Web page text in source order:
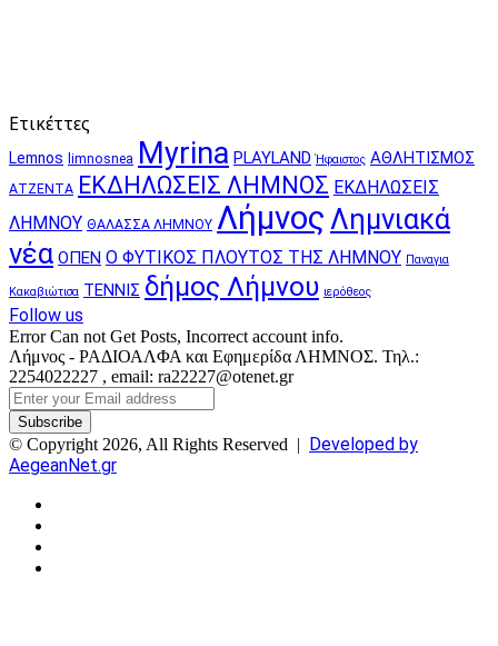
Ετικέττες
Lemnos limnosnea Myrina PLAYLAND Ήφαιστος ΑΘΛΗΤΙΣΜΟΣ
ΑΤΖΕΝΤΑ ΕΚΔΗΛΩΣΕΙΣ ΛΗΜΝΟΣ ΕΚΔΗΛΩΣΕΙΣ
ΛΗΜΝΟΥ ΘΑΛΑΣΣΑ ΛΗΜΝΟΥ Λήμνος Λημνιακά
νέα ΟΠΕΝ Ο ΦΥΤΙΚΟΣ ΠΛΟΥΤΟΣ ΤΗΣ ΛΗΜΝΟΥ Παναγια
Κακαβιώτισα ΤΕΝΝΙΣ δήμος Λήμνου ιερόθεος
Follow us
Error Can not Get Posts, Incorrect account info.
Λήμνος - ΡΑΔΙΟΑΛΦΑ και Εφημερίδα ΛΗΜΝΟΣ. Τηλ.:
2254022227 , email: ra22227@otenet.gr
Enter
your
Email
address
© Copyright 2026, All Rights Reserved | Developed by
AegeanNet.gr